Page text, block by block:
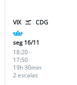
VIX CDG
seg 16/11
18:20-
17:50
2 escalas
19h 30min